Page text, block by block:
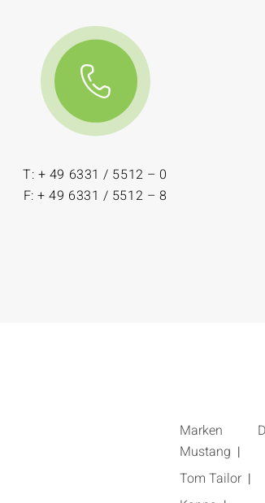
T: + 49 6331 / 5512 – 0
F: + 49 6331 / 5512 – 8
Marken
Mustang
Tom Tailor